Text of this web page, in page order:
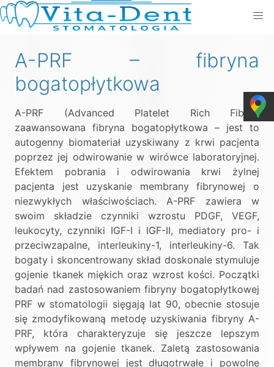
A-PRF – fibryna
bogatopłytkowa
A-PRF (Advanced Platelet Rich Fibrin)
zaawansowana fibryna bogatopłytkowa – jest to
autogenny biomateriał uzyskiwany z krwi pacjenta
poprzez jej odwirowanie w wirówce laboratoryjnej.
Efektem pobrania i odwirowania krwi żylnej
pacjenta jest uzyskanie membrany fibrynowej o
niezwykłych właściwościach. A-PRF zawiera w
swoim składzie czynniki wzrostu PDGF, VEGF,
leukocyty, czynniki IGF-I i IGF-II, mediatory pro- i
przeciwzapalne, interleukiny-1, interleukiny-6. Tak
bogaty i skoncentrowany skład doskonale stymuluje
gojenie tkanek miękich oraz wzrost kości. Początki
badań nad zastosowaniem fibryny bogatopłytkowej
PRF w stomatologii sięgają lat 90, obecnie stosuje
się zmodyfikowaną metodę uzyskiwania fibryny A-
PRF, która charakteryzuje się jeszcze lepszym
wpływem na gojenie tkanek. Zaletą zastosowania
membrany fibrynowej jest długotrwałe i powolne